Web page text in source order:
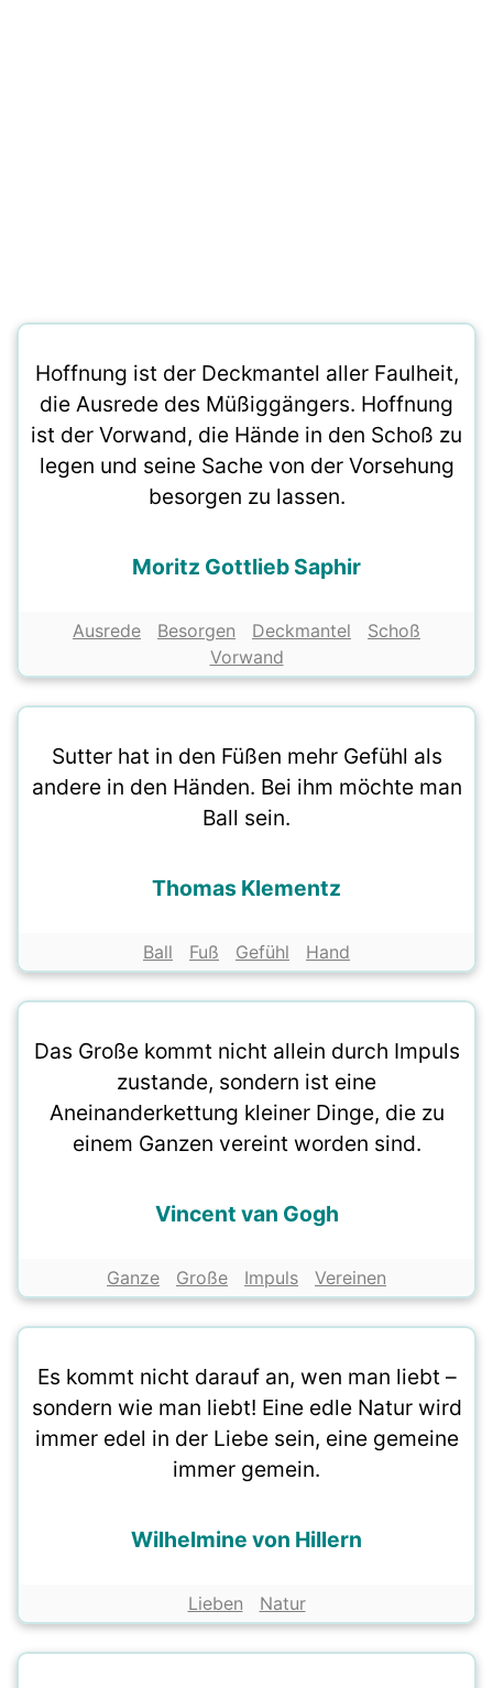
Hoffnung ist der Deckmantel aller Faulheit,
die Ausrede des Müßiggängers. Hoffnung
ist der Vorwand, die Hände in den Schoß zu
legen und seine Sache von der Vorsehung
besorgen zu lassen.
Moritz Gottlieb Saphir
Ausrede Besorgen Deckmantel
Schoß
Vorwand
Sutter hat in den Füßen mehr Gefühl als
andere in den Händen. Bei ihm möchte man
Ball sein.
Thomas Klementz
Ball Fuß Gefühl Hand
Das Große kommt nicht allein durch Impuls
zustande, sondern ist eine
Aneinanderkettung kleiner Dinge, die zu
einem Ganzen vereint worden sind.
Vincent van Gogh
Ganze Große Impuls Vereinen
Es kommt nicht darauf an, wen man liebt –
sondern wie man liebt! Eine edle Natur wird
immer edel in der Liebe sein, eine gemeine
immer gemein.
Wilhelmine von Hillern
Lieben Natur